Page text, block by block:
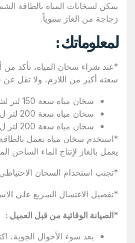
زجاجة من الغاز سنوياً.
لمعلوماتك:
*عند شراء سخان المياه، تأكد من
سعته أكبر من اللازم، ولا تقل
سخان مياه سعة 150 لتر لشخصين إلى 3 أشخاص
سخان مياه سعة 200 لتر ل 3 إلى 5 أشخاص
سخان مياه سعة 200 لتر ل 5 إلى 6 أشخاص
*استخدم سخان مياه يعمل
يعمل بالغاز لإنتاج الماء الساخن
*تجنب استخدام السخان
*تفضيل الاغتسال السريع على
*الصيانة الوقائية من قبل العميل :
بعد سوء الأحوال الجوية،